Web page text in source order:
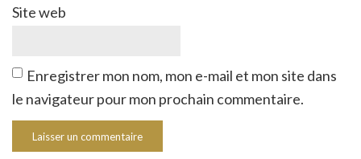
Site web
Enregistrer mon nom, mon e-mail et mon site dans
le navigateur pour mon prochain commentaire.